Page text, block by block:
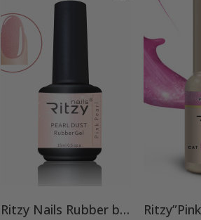
Ritzy Nails Rubber base ”Pink Pearl” pohjageeli, 15 ml